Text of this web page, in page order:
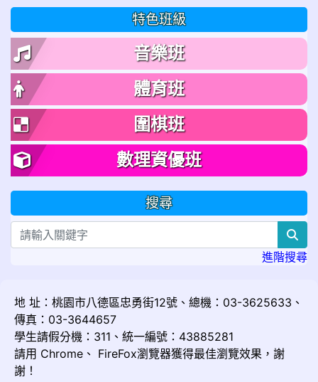
特色班級
音樂班
體育班
圍棋班
數理資優班
搜尋
進階搜尋
地 址：桃園市八德區忠勇街12號、總機：03-3625633、
傳真：03-3644657
學生請假分機：311、統一編號：43885281
請用 Chrome 、 FireFox瀏覽器獲得最佳瀏覽效果，謝
謝！